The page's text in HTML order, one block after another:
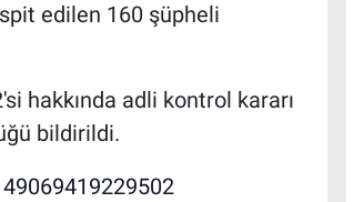
edilen 160 şüpheli
hakkında adli kontrol kararı
bildirildi.